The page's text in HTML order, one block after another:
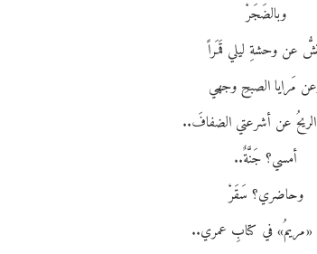
وبالضَجَرْ
عن وحشةِ ليلي قَمَراً
مَرايا الصبحِ وجهي
عن أشرعتي الضفافَ..
أمسي؟ جَنَّةٌ..
وحاضري؟ سَقَرْ
«مريمُ» في كتابِ عمري..